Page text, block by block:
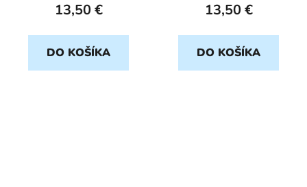
13,50 €
DO KOŠÍKA
13,50 €
DO KOŠÍKA